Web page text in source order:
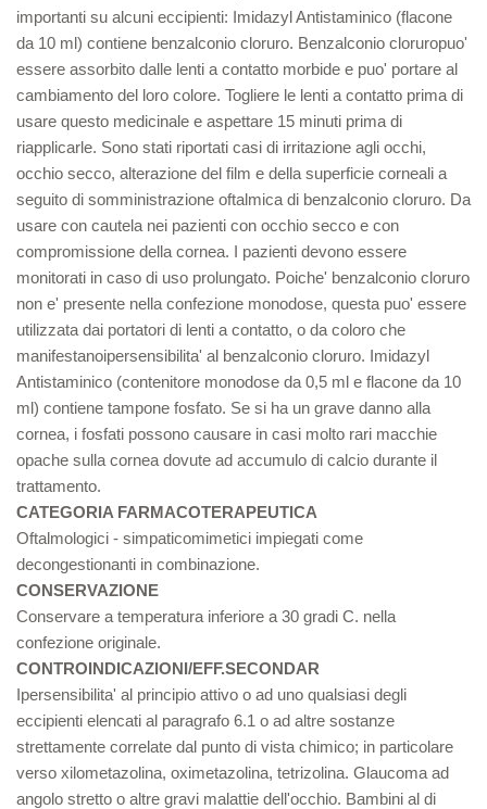
importanti su alcuni eccipienti: Imidazyl Antistaminico (flacone
da 10 ml) contiene benzalconio cloruro. Benzalconio cloruropuo'
essere assorbito dalle lenti a contatto morbide e puo' portare al
cambiamento del loro colore. Togliere le lenti a contatto prima di
usare questo medicinale e aspettare 15 minuti prima di
riapplicarle. Sono stati riportati casi di irritazione agli occhi,
occhio secco, alterazione del film e della superficie corneali a
seguito di somministrazione oftalmica di benzalconio cloruro. Da
usare con cautela nei pazienti con occhio secco e con
compromissione della cornea. I pazienti devono essere
monitorati in caso di uso prolungato. Poiche' benzalconio cloruro
non e' presente nella confezione monodose, questa puo' essere
utilizzata dai portatori di lenti a contatto, o da coloro che
manifestanoipersensibilita' al benzalconio cloruro. Imidazyl
Antistaminico (contenitore monodose da 0,5 ml e flacone da 10
ml) contiene tampone fosfato. Se si ha un grave danno alla
cornea, i fosfati possono causare in casi molto rari macchie
opache sulla cornea dovute ad accumulo di calcio durante il
trattamento.
CATEGORIA FARMACOTERAPEUTICA
Oftalmologici - simpaticomimetici impiegati come
decongestionanti in combinazione.
CONSERVAZIONE
Conservare a temperatura inferiore a 30 gradi C. nella
confezione originale.
CONTROINDICAZIONI/EFF.SECONDAR
Ipersensibilita' al principio attivo o ad uno qualsiasi degli
eccipienti elencati al paragrafo 6.1 o ad altre sostanze
strettamente correlate dal punto di vista chimico; in particolare
verso xilometazolina, oximetazolina, tetrizolina. Glaucoma ad
angolo stretto o altre gravi malattie dell'occhio. Bambini al di